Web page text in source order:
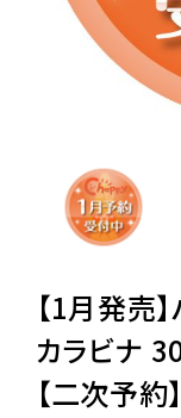
景品・玩具
販促用カプ
【1月発売
カラビナ
【二次予約】